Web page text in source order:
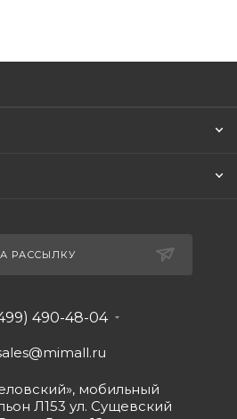
РАССЫЛКУ
490-48-04
мобильный
Л153 ул. Сущевский